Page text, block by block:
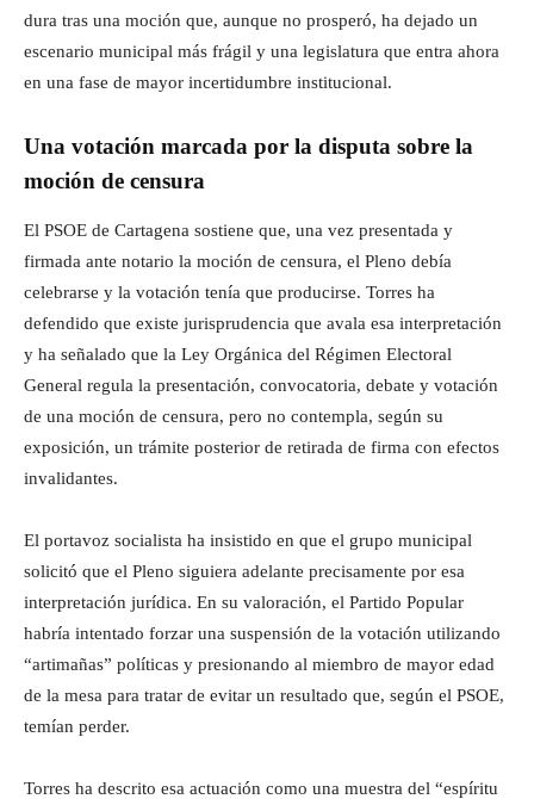
dura tras una moción que, aunque no prosperó, ha dejado un
escenario municipal más frágil y una legislatura que entra ahora
en una fase de mayor incertidumbre institucional.
Una votación marcada por la disputa sobre la
moción de censura
El PSOE de Cartagena sostiene que, una vez presentada y
firmada ante notario la moción de censura, el Pleno debía
celebrarse y la votación tenía que producirse. Torres ha
defendido que existe jurisprudencia que avala esa interpretación
y ha señalado que la Ley Orgánica del Régimen Electoral
General regula la presentación, convocatoria, debate y votación
de una moción de censura, pero no contempla, según su
exposición, un trámite posterior de retirada de firma con efectos
invalidantes.
El portavoz socialista ha insistido en que el grupo municipal
solicitó que el Pleno siguiera adelante precisamente por esa
interpretación jurídica. En su valoración, el Partido Popular
habría intentado forzar una suspensión de la votación utilizando
“artimañas” políticas y presionando al miembro de mayor edad
de la mesa para tratar de evitar un resultado que, según el PSOE,
temían perder.
Torres ha descrito esa actuación como una muestra del “espíritu